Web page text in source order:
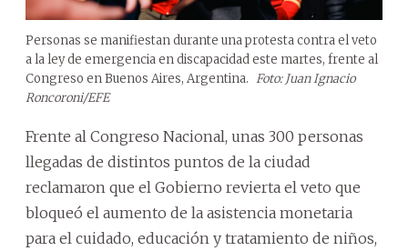
Personas se manifiestan durante una protesta contra el veto
a la ley de emergencia en discapacidad este martes, frente al
Congreso en Buenos Aires, Argentina. Foto: Juan Ignacio
Roncoroni/EFE
Frente al Congreso Nacional, unas 300 personas
llegadas de distintos puntos de la ciudad
reclamaron que el Gobierno revierta el veto que
bloqueó el aumento de la asistencia monetaria
para el cuidado, educación y tratamiento de niños,